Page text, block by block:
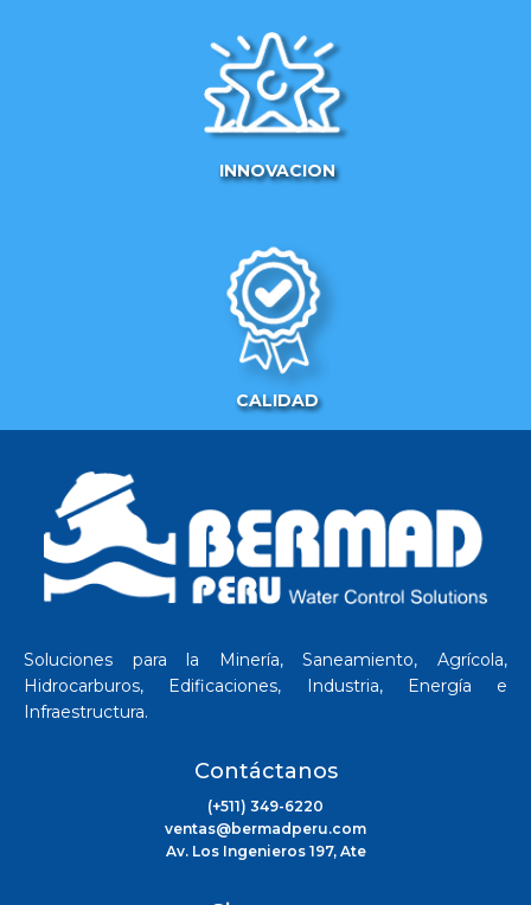
INNOVACION
CALIDAD
Soluciones para la Minería, Saneamiento, Agrícola,
Hidrocarburos, Edificaciones, Industria, Energía e
Infraestructura.
Contáctanos
(+511) 349-6220
ventas@bermadperu.com
Av. Los Ingenieros 197, Ate